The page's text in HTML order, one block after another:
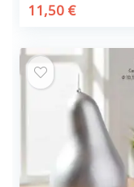
11,50 €